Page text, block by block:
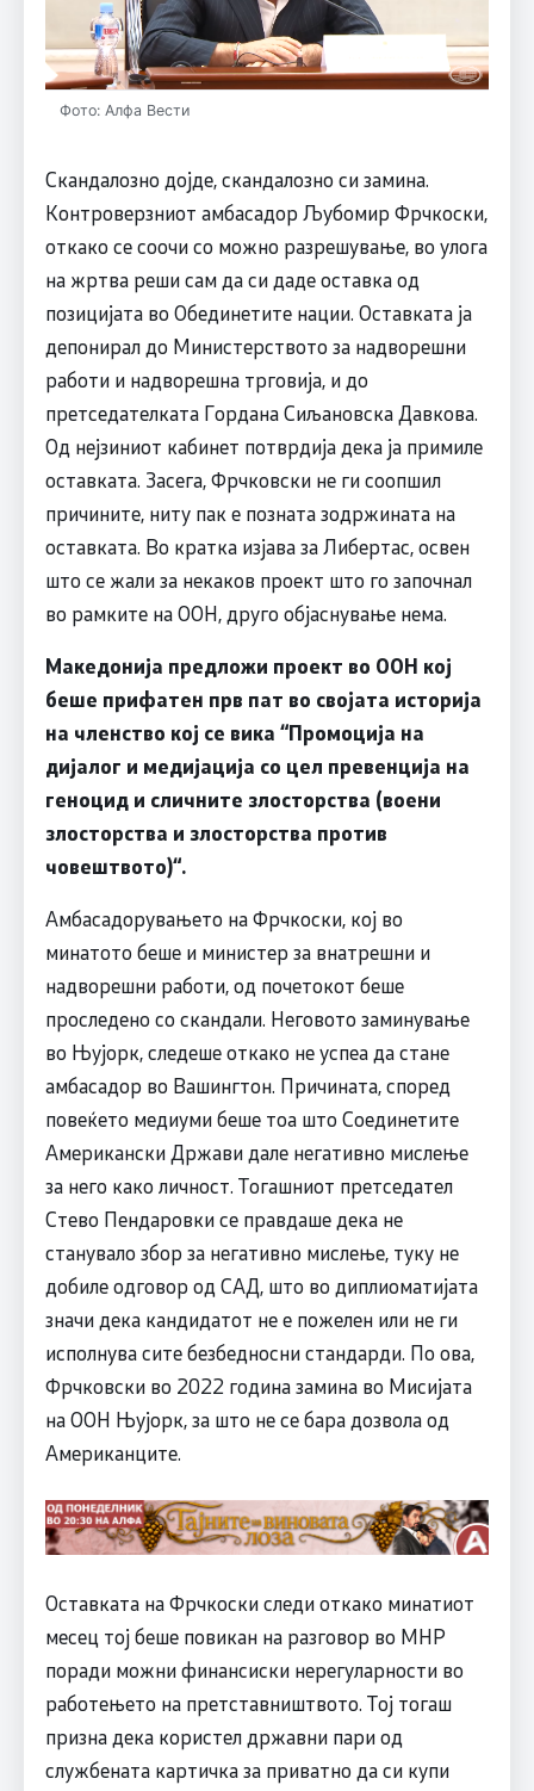
Фото: Алфа Вести
Скандалозно дојде, скандалозно си замина.
Контроверзниот амбасадор Љубомир Фрчкоски,
откако се соочи со можно разрешување, во улога
на жртва реши сам да си даде оставка од
позицијата во Обединетите нации. Оставката ја
депонирал до Mинистерството за надворешни
работи и надворешна трговија, и до
претседателката Гордана Сиљановска Давкова.
Од нејзиниот кабинет потврдија дека ја примиле
оставката. Засега, Фрчковски не ги соопшил
причините, ниту пак е позната зодржината на
оставката. Во кратка изјава за Либертас, освен
што се жали за некаков проект што го започнал
во рамките на ООН, друго објаснување нема.
Македонија предложи проект во ООН кој
беше прифатен прв пат во својата историја
на членство кој се вика “Промоција на
дијалог и медијација со цел превенција на
геноцид и сличните злосторства (воени
злосторства и злосторства против
човештвото)“.
Амбасадорувањето на Фрчкоски, кој во
минатото беше и министер за внатрешни и
надворешни работи, од почетокот беше
проследено со скандали. Неговото заминување
во Њујорк, следеше откако не успеа да стане
амбасадор во Вашингтон. Причината, според
повеќето медиуми беше тоа што Соединетите
Американски Држави дале негативно мислење
за него како личност. Тогашниот претседател
Стево Пендаровки се правдаше дека не
станувало збор за негативно мислење, туку не
добиле одговор од САД, што во диплиоматијата
значи дека кандидатот не е пожелен или не ги
исполнува сите безбедносни стандарди. По ова,
Фрчковски во 2022 година замина во Мисијата
на ООН Њујорк, за што не се бара дозвола од
Американците.
Оставката на Фрчкоски следи откако минатиот
месец тој беше повикан на разговор во МНР
поради можни финансиски нерегуларности во
работењето на претставништвото. Тој тогаш
призна дека користел државни пари од
службената картичка за приватно да си купи